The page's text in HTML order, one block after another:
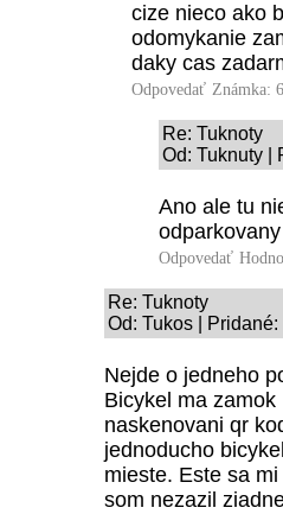
cize nieco ako
odomykanie
daky cas
Odpovedať Známka:
Re: Tuknoty
Od: Tuknuty |
Ano ale tu
Odpovedať
Re: Tuknoty
Od: Tukos |
Nejde o jedneho
Bicykel ma
naskenovani qr
jednoducho
mieste. Este sa
som nezazil